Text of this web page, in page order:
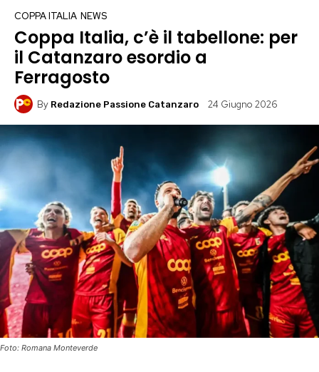
COPPA ITALIA NEWS
Coppa Italia, c’è il tabellone: per
il Catanzaro esordio a
Ferragosto
By Redazione Passione Catanzaro 24 Giugno 2026
Foto: Romana Monteverde